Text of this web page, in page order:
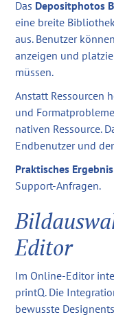
Das Depositphotos
eine breite
aus. Benutzer
anzeigen und
müssen.
Anstatt Ressourcen
und
nativen Ressource.
Endbenutzer und
Praktisches
Support-Anfragen.
Editor
Im Online-Editor
printQ. Die
bewusste